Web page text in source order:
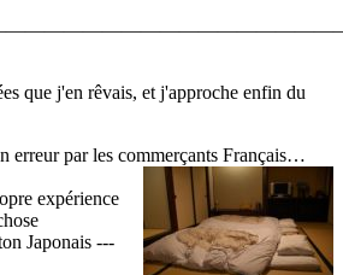
que j'en rêvais, et j'approche enfin du
erreur par les commerçants Français…
expérience
Japonais ---